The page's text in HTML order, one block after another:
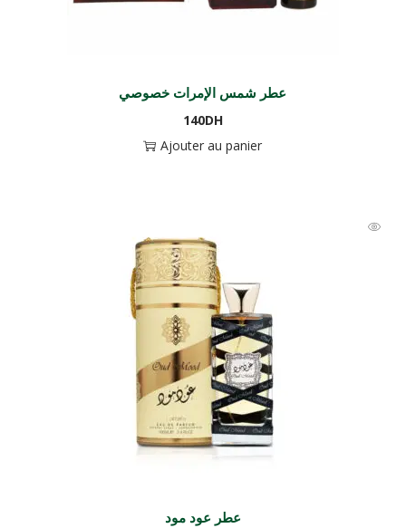
عطر شمس الإمرات خصوصي
140DH
Ajouter au panier
عطر عود مود